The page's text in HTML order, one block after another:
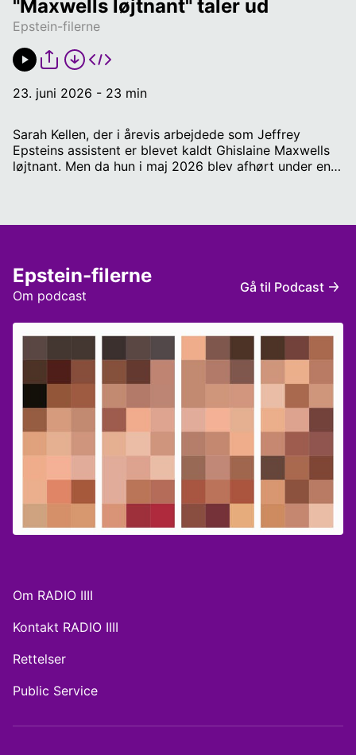
Epstein-filerne
"Maxwells løjtnant" taler ud
23. juni 2026 - 23 min
Sarah Kellen, der i årevis arbejdede som Jeffrey
Epsteins assistent er blevet kaldt Ghislaine Maxwells
løjtnant. Men da hun i maj 2026 blev afhørt under en
for overgreb. Værter: Andreas Wentoft og Peter
https://d3i6fh83elv35t.cloudfront.net/static/2026/05/
05-21-Sarah-Kellen-Transcript.pdf
Om podcast
Epstein-filerne Gå til Podcast
Om RADIO IIII
Kontakt RADIO IIII
Rettelser
Public Service